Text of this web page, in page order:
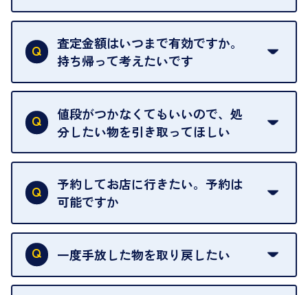
はい。全店舗一律です。
ただし、中古市場は日々変動するため、査定した日
によって査定額が変わることはございます。
査定金額はいつまで有効ですか。
持ち帰って考えたいです
査定額は当日限り有効です。
中古市場が日々変動するため、翌日には査定額が変
わることがございます。
値段がつかなくてもいいので、処
分したい物を引き取ってほしい
再販不可能な物は、場合によってはお断りすること
がございます。ご了承ください。
予約してお店に行きたい。予約は
可能ですか
申し訳ありませんが、現在はご来店の予約は承って
おりません。
を整えておりますので、お好きな時にお越しくださ
一度手放した物を取り戻したい
当店は質店ではありませんので、買い取ったお品物